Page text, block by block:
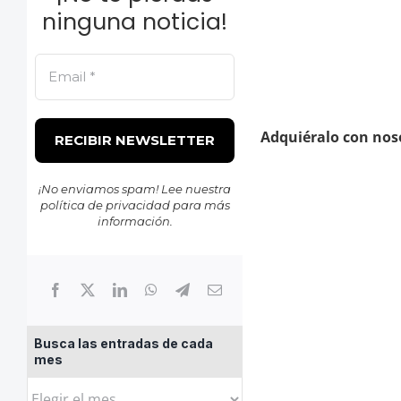
ninguna noticia!
¡No enviamos spam! Lee nuestra
política de privacidadpara más
información.
Busca las entradas de cada
mes
Busca
Adquiéralo con